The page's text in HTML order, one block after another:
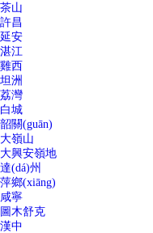
茶山
許昌
延安
湛江
雞西
坦洲
荔灣
白城
韶關(guān)
大嶺山
大興安嶺地
達(dá)州
萍鄉(xiāng)
咸寧
圖木舒克
漢中